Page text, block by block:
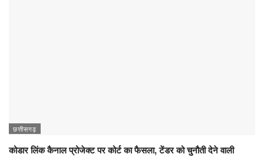
छत्तीसगढ़
कोडार लिंक कैनाल प्रोजेक्ट पर कोर्ट का फैसला, टेंडर को चुनौती देने वाली